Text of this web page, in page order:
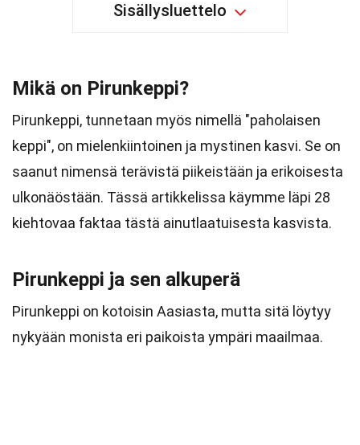
Sisällysluettelo
Mikä on Pirunkeppi?
Pirunkeppi, tunnetaan myös nimellä "paholaisen
keppi", on mielenkiintoinen ja mystinen kasvi. Se on
saanut nimensä terävistä piikeistään ja erikoisesta
ulkonäöstään. Tässä artikkelissa käymme läpi 28
kiehtovaa faktaa tästä ainutlaatuisesta kasvista.
Pirunkeppi ja sen alkuperä
Pirunkeppi on kotoisin Aasiasta, mutta sitä löytyy
nykyään monista eri paikoista ympäri maailmaa.